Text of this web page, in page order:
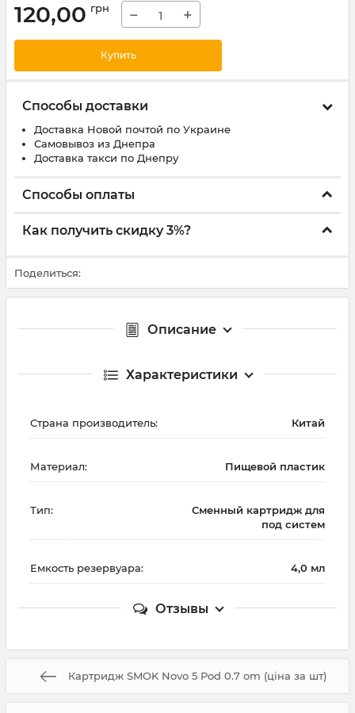
120,00 грн − +
Купить
Способы доставки
Доставка Новой почтой по Украине
Самовывоз из Днепра
Доставка такси по Днепру
Способы оплаты
Как получить скидку 3%?
Поделиться:
Описание
Характеристики
Страна производитель: Китай
Материал: Пищевой пластик
Тип:
Cменный картридж для
под систем
Емкость резервуара: 4,0 мл
Отзывы
Картридж SMOK Novo 5 Pod 0.7 om (ціна за шт)